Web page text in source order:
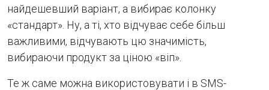
найдешевший варіант, а вибирає колонку
«стандарт». Ну, а ті, хто відчуває себе більш
важливими, відчувають цю значимість,
вибираючи продукт за ціною «віп».
Те ж саме можна використовувати і в SMS-